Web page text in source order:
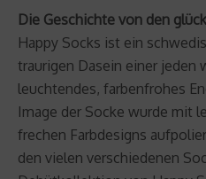
Die Geschichte von den
Happy Socks ist ein
traurigen Dasein einer jeden
leuchtendes, farbenfrohes
Image der Socke wurde mit
frechen Farbdesigns
den vielen verschiedenen